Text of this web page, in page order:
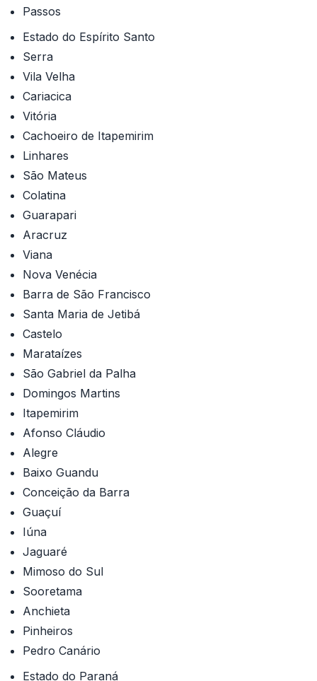
Passos
Estado do Espírito Santo
Serra
Vila Velha
Cariacica
Vitória
Cachoeiro de Itapemirim
Linhares
São Mateus
Colatina
Guarapari
Aracruz
Viana
Nova Venécia
Barra de São Francisco
Santa Maria de Jetibá
Castelo
Marataízes
São Gabriel da Palha
Domingos Martins
Itapemirim
Afonso Cláudio
Alegre
Baixo Guandu
Conceição da Barra
Guaçuí
Iúna
Jaguaré
Mimoso do Sul
Sooretama
Anchieta
Pinheiros
Pedro Canário
Estado do Paraná